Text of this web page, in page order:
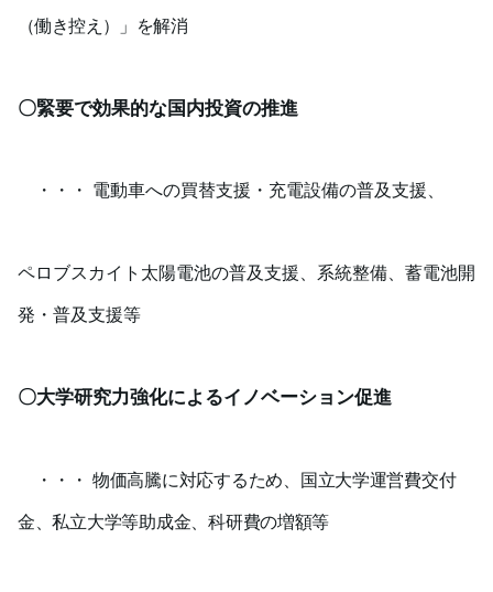
（働き控え）」を解消
〇緊要で効果的な国内投資の推進
・・・ 電動車への買替支援・充電設備の普及支援、
ペロブスカイト太陽電池の普及支援、系統整備、蓄電池開
発・普及支援等
〇大学研究力強化によるイノベーション促進
・・・ 物価高騰に対応するため、国立大学運営費交付
金、私立大学等助成金、科研費の増額等